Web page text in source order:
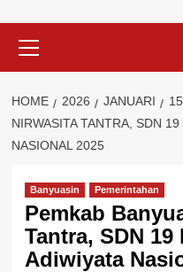
Menu
HOME 2026 JANUARI 15
NIRWASITA TANTRA, SDN
NASIONAL 2025
Banyuasin Pemerintahan
Pemkab
Tantra, SDN
Adiwiyata